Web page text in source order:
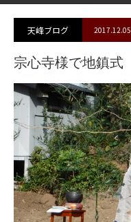
天峰ブログ 2017.12.05
宗心寺様で地鎮式